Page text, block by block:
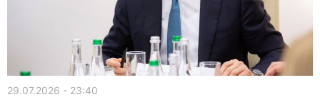
29.07.2026 - 23:40